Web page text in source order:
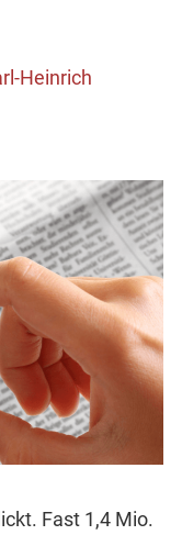
Heinrich
Fast 1,4 Mio.